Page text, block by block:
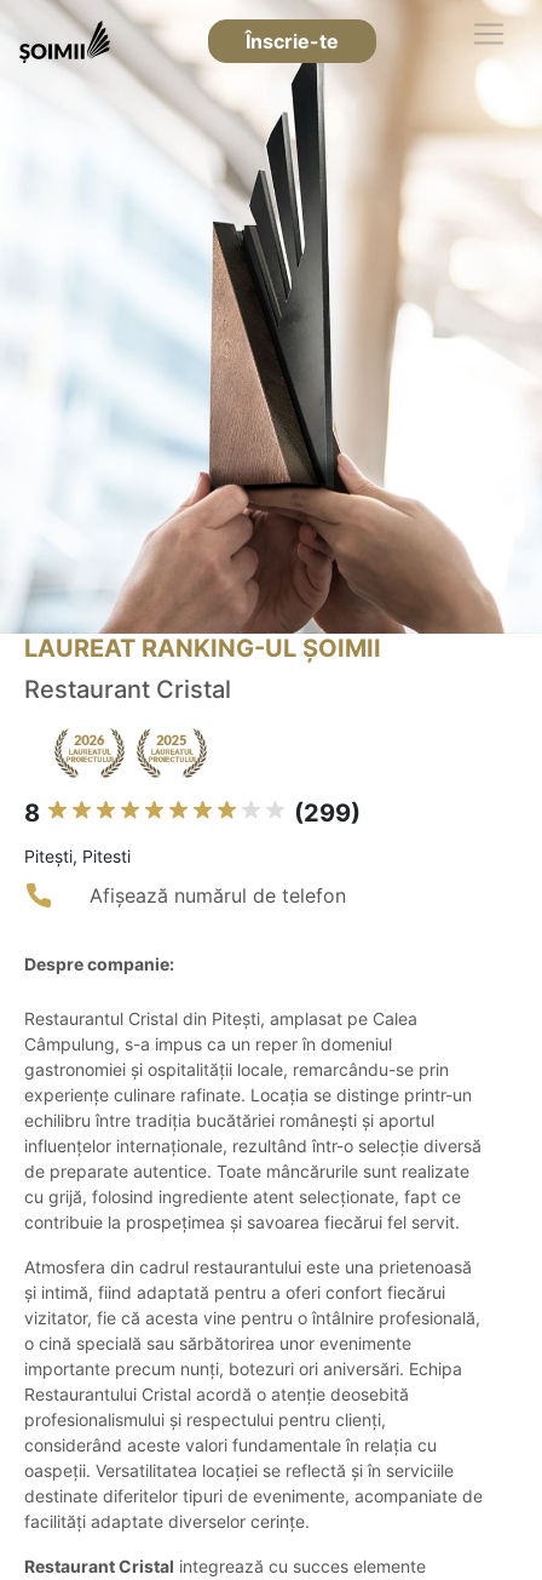
Înscrie-te
LAUREAT RANKING-UL ȘOIMII
Restaurant Cristal
8 (299)
Piteşti, Pitesti
Afișează numărul de telefon
Despre companie:
Restaurantul Cristal din Pitești, amplasat pe Calea
Câmpulung, s-a impus ca un reper în domeniul
gastronomiei și ospitalității locale, remarcându-se prin
experiențe culinare rafinate. Locația se distinge printr-un
echilibru între tradiția bucătăriei românești și aportul
influențelor internaționale, rezultând într-o selecție diversă
de preparate autentice. Toate mâncărurile sunt realizate
cu grijă, folosind ingrediente atent selecționate, fapt ce
contribuie la prospețimea și savoarea fiecărui fel servit.
Atmosfera din cadrul restaurantului este una prietenoasă
și intimă, fiind adaptată pentru a oferi confort fiecărui
vizitator, fie că acesta vine pentru o întâlnire profesională,
o cină specială sau sărbătorirea unor evenimente
importante precum nunți, botezuri ori aniversări. Echipa
Restaurantului Cristal acordă o atenție deosebită
profesionalismului și respectului pentru clienți,
considerând aceste valori fundamentale în relația cu
oaspeții. Versatilitatea locației se reflectă și în serviciile
destinate diferitelor tipuri de evenimente, acompaniate de
facilități adaptate diverselor cerințe.
Restaurant Cristal integrează cu succes elemente